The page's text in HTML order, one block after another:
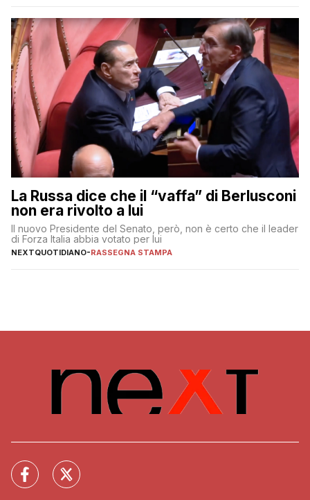
La Russa dice che il “vaffa” di Berlusconi
non era rivolto a lui
Il nuovo Presidente del Senato, però, non è certo che il leader
di Forza Italia abbia votato per lui
NEXTQUOTIDIANO-RASSEGNA STAMPA